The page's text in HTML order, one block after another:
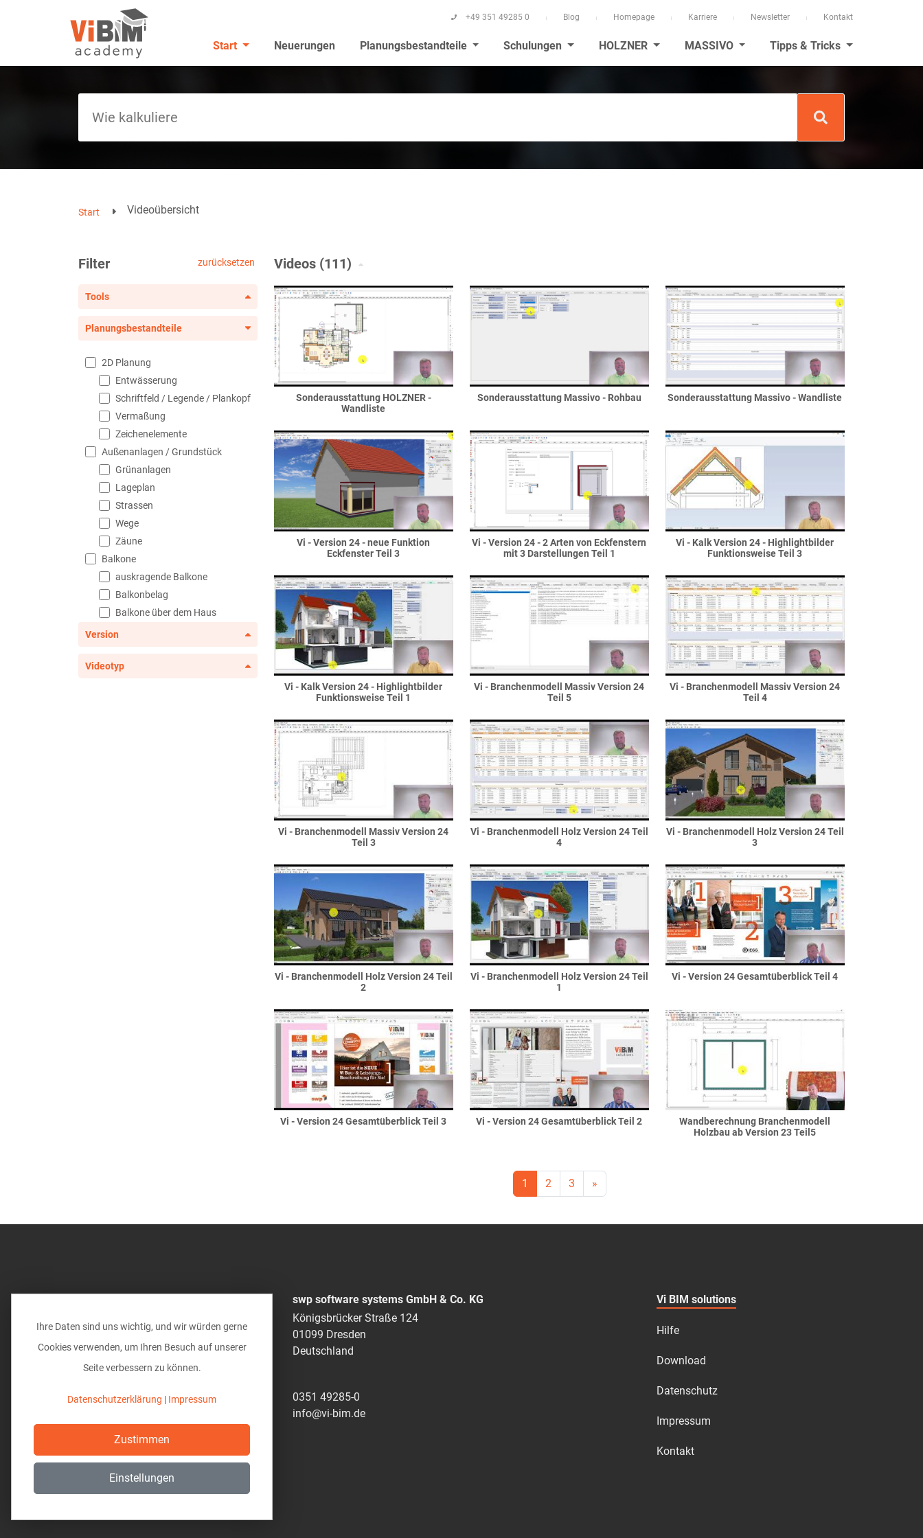
+49 351 49285 0 Blog Homepage Karriere Newsletter Kontakt
Start Neuerungen Planungsbestandteile Schulungen HOLZNER MASSIVO Tipps & Tricks
Start Videoübersicht
Filter zurücksetzen
Tools
Planungsbestandteile
2D Planung
Entwässerung
Schriftfeld / Legende / Plankopf
Vermaßung
Zeichenelemente
Außenanlagen / Grundstück
Grünanlagen
Lageplan
Strassen
Wege
Zäune
Balkone
auskragende Balkone
Balkonbelag
Balkone über dem Haus
Balkonentwässerung
französische Balkone
Friesengiebel
Kaltdach
Krüppelwalmdächer
Mansarddächer
Schleppdach
versetzte Pultdächer
Ringanker
Spitzboden
Tonnendächer
Version
Videotyp
Videos (111)
Sonderausstattung HOLZNER -
Wandliste
Sonderausstattung Massivo - Rohbau Sonderausstattung Massivo - Wandliste
Vi - Version 24 - neue Funktion
Eckfenster Teil 3
Vi - Version 24 - 2 Arten von Eckfenstern
mit 3 Darstellungen Teil 1
Vi - Kalk Version 24 - Highlightbilder
Funktionsweise Teil 3
Vi - Kalk Version 24 - Highlightbilder
Funktionsweise Teil 1
Vi - Branchenmodell Massiv Version 24
Teil 5
Vi - Branchenmodell Massiv Version 24
Teil 4
Vi - Branchenmodell Massiv Version 24
Teil 3
Vi - Branchenmodell Holz Version 24 Teil
4
Vi - Branchenmodell Holz Version 24 Teil
3
Vi - Branchenmodell Holz Version 24 Teil
2
Vi - Branchenmodell Holz Version 24 Teil
1
Vi - Version 24 Gesamtüberblick Teil 4
Vi - Version 24 Gesamtüberblick Teil 3 Vi - Version 24 Gesamtüberblick Teil 2
Wandberechnung Branchenmodell
Holzbau ab Version 23 Teil5
1 2 3 »
swp software systems GmbH & Co. KG
Königsbrücker Straße 124
01099 Dresden
Deutschland
0351 49285-0
info@vi-bim.de
Vi BIM solutions
Hilfe
Download
Datenschutz
Impressum
Kontakt
Ihre Daten sind uns wichtig, und wir würden gerne
Cookies verwenden, um Ihren Besuch auf unserer
Seite verbessern zu können.
Datenschutzerklärung | Impressum
Zustimmen
Einstellungen